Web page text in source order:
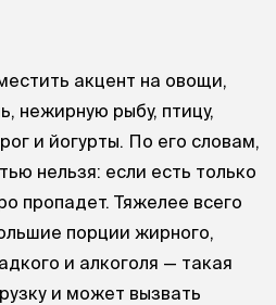
акцент на овощи,
нежирную рыбу, птицу,
и йогурты. По его словам,
нельзя: если есть только
пропадет. Тяжелее всего
порции жирного,
и алкоголя — такая
и может вызвать